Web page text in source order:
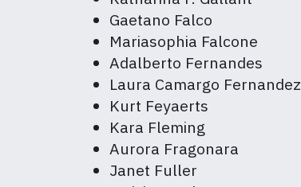
Gaetano Falco
Mariasophia Falcone
Adalberto Fernandes
Laura Camargo Fernandez
Kurt Feyaerts
Kara Fleming
Aurora Fragonara
Janet Fuller